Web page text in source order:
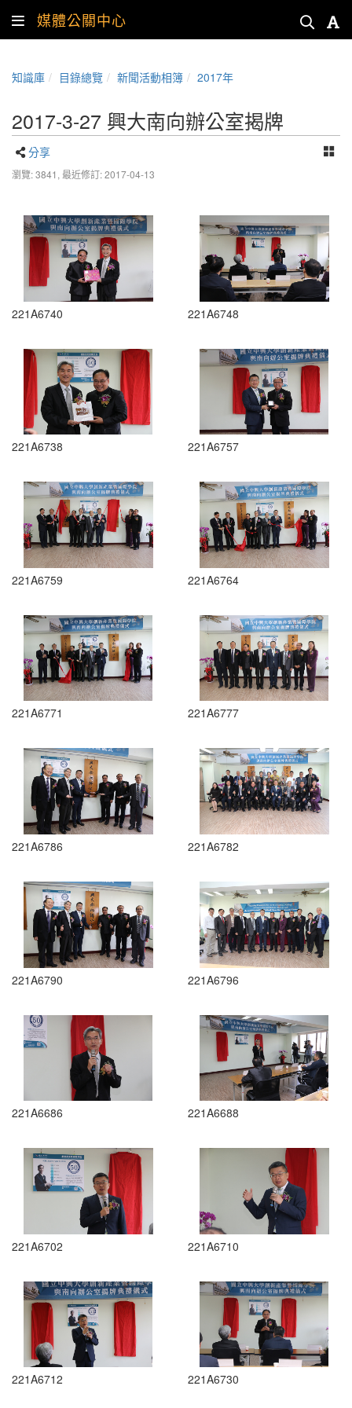
媒體公關中心
知識庫 目錄總覽 新聞活動相簿 2017年
2017-3-27 興大南向辦公室揭牌
分享
瀏覽: 3841, 最近修訂: 2017-04-13
221A6740 221A6748
221A6738 221A6757
221A6759 221A6764
221A6771 221A6777
221A6786 221A6782
221A6790 221A6796
221A6686 221A6688
221A6702 221A6710
221A6712 221A6730